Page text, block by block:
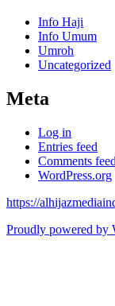
Info Haji
Info Umum
Umroh
Uncategorized
Meta
Log in
Entries feed
Comments feed
WordPress.org
https://
Proudly powered by